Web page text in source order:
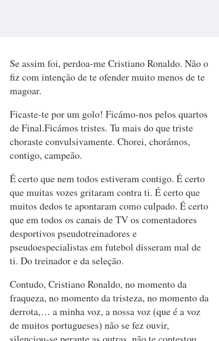
Se assim foi, perdoa-me Cristiano Ronaldo. Não o
fiz com intenção de te ofender muito menos de te
magoar.
Ficaste-te por um golo! Ficámo-nos pelos quartos
de Final.Ficámos tristes. Tu mais do que triste
choraste convulsivamente. Chorei, chorámos,
contigo, campeão.
É certo que nem todos estiveram contigo. É certo
que muitas vozes gritaram contra ti. É certo que
muitos dedos te apontaram como culpado. É certo
que em todos os canais de TV os comentadores
desportivos pseudotreinadores e
pseudoespecialistas em futebol disseram mal de
ti. Do treinador e da seleção.
Contudo, Cristiano Ronaldo, no momento da
fraqueza, no momento da tristeza, no momento da
derrota,… a minha voz, a nossa voz (que é a voz
de muitos portugueses) não se fez ouvir,